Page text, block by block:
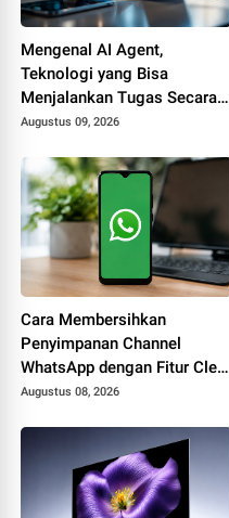
Mengenal AI Agent,
Teknologi yang Bisa
Menjalankan Tugas Secara
Mandiri
Augustus 09, 2026
Cara Membersihkan
Penyimpanan Channel
WhatsApp dengan Fitur Clear
Media Files
Augustus 08, 2026